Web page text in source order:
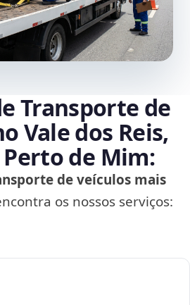
Transporte de
Vale dos Reis,
Perto de Mim:
de veículos mais
os nossos serviços: